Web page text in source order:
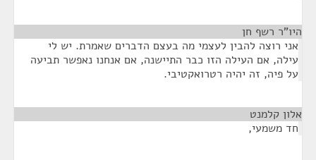
היו"ר רשף חן
אני רוצה להבין לעצמי מה בעצם הדברים שאמרת. יש לי
עילה, אם העילה הזו כבר התיישנה, אם אנחנו נאפשר תביעה
על פיה, זה יהיה רטרואקטיבי.
אלון קלמנט
חד משמעי,